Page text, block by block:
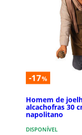
-17%
Homem de
alcachofras 30
napolitano
DISPONÍVEL